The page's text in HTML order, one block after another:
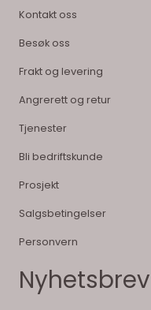
Kontakt oss
Besøk oss
Frakt og levering
Angrerett og retur
Tjenester
Bli bedriftskunde
Prosjekt
Salgsbetingelser
Personvern
Nyhetsbrev